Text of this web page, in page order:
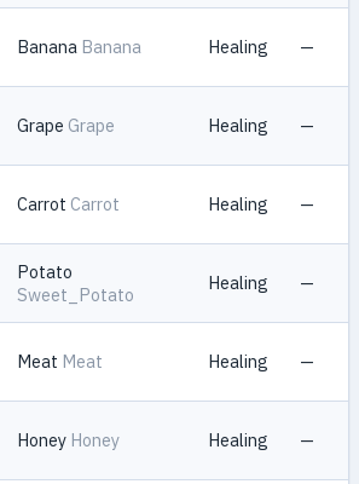
Banana Banana Healing —
Grape Grape Healing —
Carrot Carrot Healing —
Potato
Sweet_Potato
Healing —
Meat Meat Healing —
Honey Honey Healing —